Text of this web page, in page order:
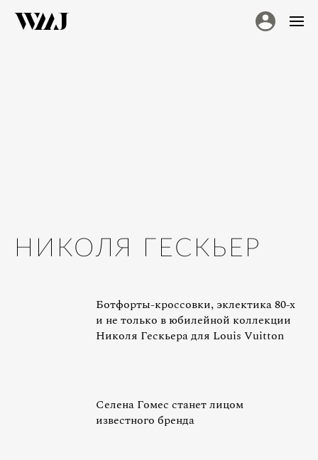
НИКОЛЯ ГЕСКЬЕР
Ботфорты-кроссовки, эклектика 80-х
и не только в юбилейной коллекции
Николя Гескьера для Louis Vuitton
Селена Гомес станет лицом
известного бренда